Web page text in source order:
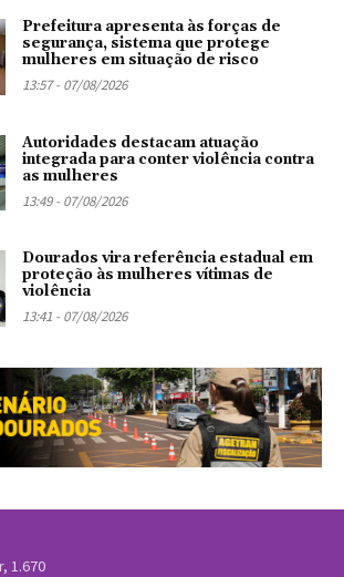
Prefeitura apresenta às forças de
segurança, sistema que protege
mulheres em situação de risco
13:57 - 07/08/2026
Autoridades destacam atuação
integrada para conter violência contra
as mulheres
13:49 - 07/08/2026
Dourados vira referência estadual em
proteção às mulheres vítimas de
violência
13:41 - 07/08/2026
1.670